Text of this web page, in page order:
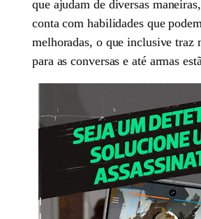
que ajudam de diversas
conta com habilidades que
melhoradas, o que inclusive traz
para as conversas e até armas